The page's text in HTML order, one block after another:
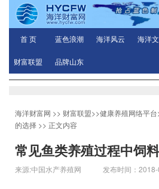
首 页 蓝色浪潮 海洋风云 海洋
财富联盟 品牌山东
海洋财富网 >> 财富联盟>>健康养殖网络平台
的选择 >> 正文内容
常见鱼类养殖过程中饲
来源:中国水产养殖网 发布时间：2018-